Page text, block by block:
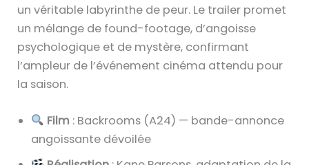
un véritable labyrinthe de peur. Le trailer promet
un mélange de found-footage, d’angoisse
psychologique et de mystère, confirmant
l’ampleur de l’événement cinéma attendu pour
la saison.
Film : Backrooms (A24) — bande-annonce
angoissante dévoilée